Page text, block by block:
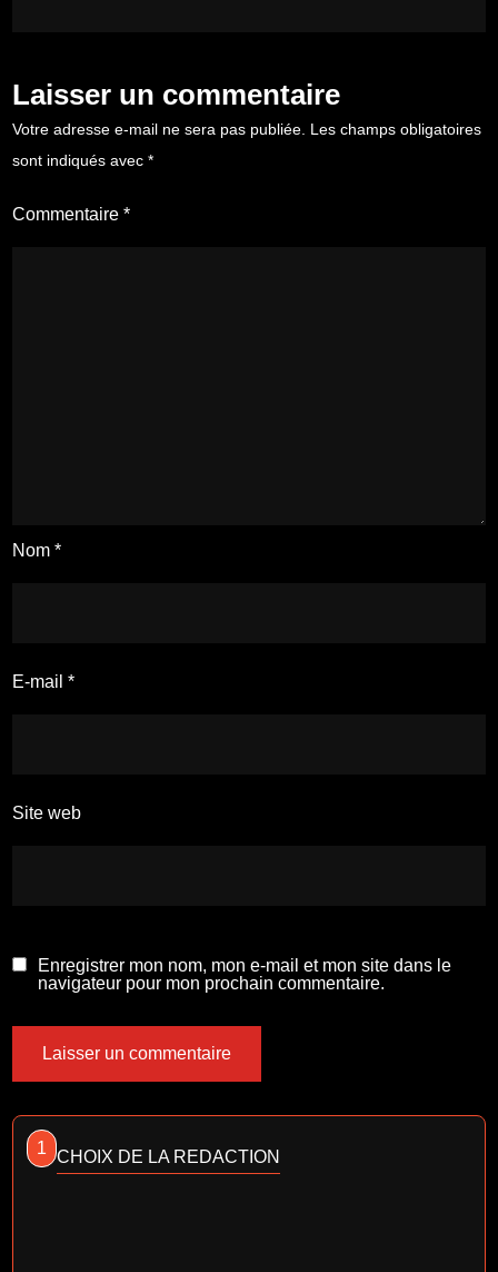
Laisser un commentaire
Votre adresse e-mail ne sera pas publiée. Les champs obligatoires
sont indiqués avec*
Commentaire*
Nom*
E-mail*
Site web
Enregistrer mon nom, mon e-mail et mon site dans le
navigateur pour mon prochain commentaire.
1 CHOIX DE LA REDACTION